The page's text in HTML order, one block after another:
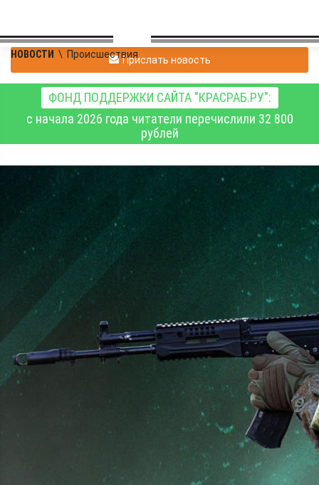
НОВОСТИ \ ПроисшествияПрислать новость
ФОНД ПОДДЕРЖКИ САЙТА "КРАСРАБ.РУ":
с начала 2026 года читатели перечислили 32 800
рублей
Сводка Минобороны РФ
о ходе специальной
военной операции на 7
июня 2026 года
Происшествия
07.06.2026 17:32